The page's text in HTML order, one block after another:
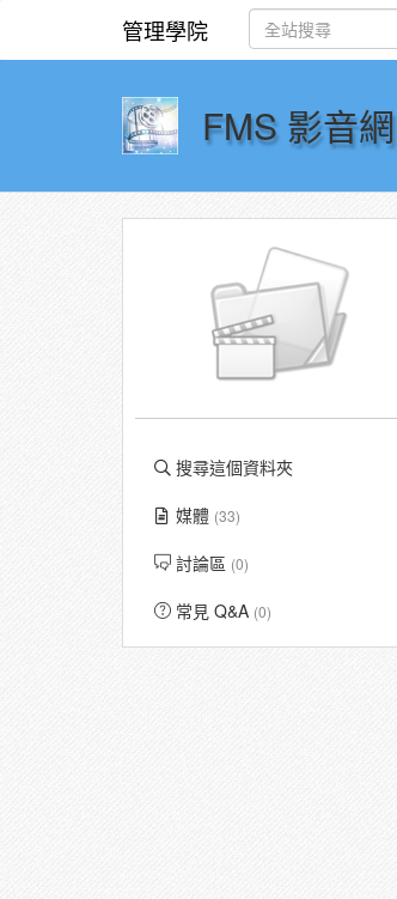
管理學院
FMS 影音網
搜尋這個資料夾
媒體 (33)
討論區 (0)
常見 Q&A (0)